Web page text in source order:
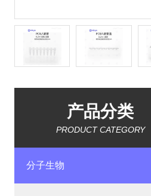
产品分类
PRODUCT CATEGORY
分子生物